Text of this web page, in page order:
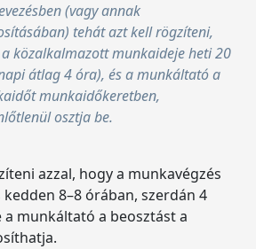
(vagy annak
tehát azt kell rögzíteni,
közalkalmazott munkaideje heti 20
átlag 4 óra), és a munkáltató a
munkaidőkeretben,
osztja be.
azzal, hogy a munkavégzés
8–8 órában, szerdán 4
munkáltató a beosztást a